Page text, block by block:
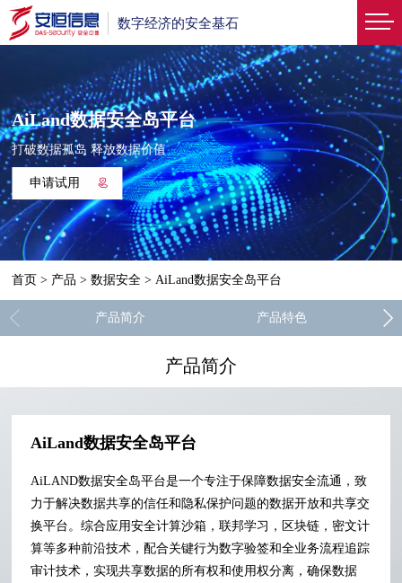
数字经济的安全基石
AiLand数据安全岛平台
打破数据孤岛 释放数据价值
申请试用
首页 > 产品 >数据安全 >AiLand数据安全岛平台
产品简介 产品特色
产品简介
AiLand数据安全岛平台
AiLAND数据安全岛平台是一个专注于保障数据安全流通，致
力于解决数据共享的信任和隐私保护问题的数据开放和共享交
换平台。综合应用安全计算沙箱，联邦学习，区块链，密文计
算等多种前沿技术，配合关键行为数字验签和全业务流程追踪
审计技术，实现共享数据的所有权和使用权分离，确保数据